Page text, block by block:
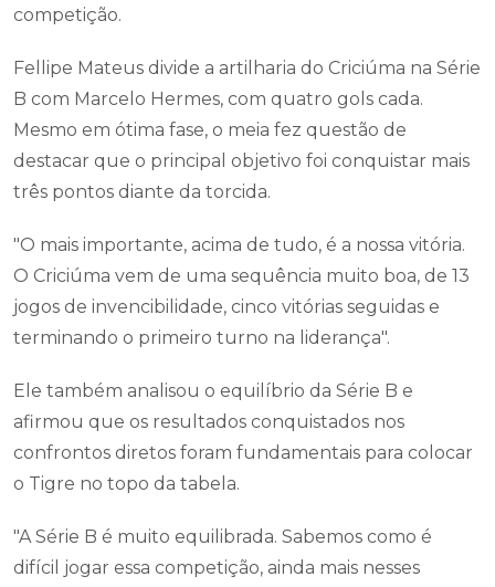
competição.
Fellipe Mateus divide a artilharia do Criciúma na Série
B com Marcelo Hermes, com quatro gols cada.
Mesmo em ótima fase, o meia fez questão de
destacar que o principal objetivo foi conquistar mais
três pontos diante da torcida.
"O mais importante, acima de tudo, é a nossa vitória.
O Criciúma vem de uma sequência muito boa, de 13
jogos de invencibilidade, cinco vitórias seguidas e
terminando o primeiro turno na liderança".
Ele também analisou o equilíbrio da Série B e
afirmou que os resultados conquistados nos
confrontos diretos foram fundamentais para colocar
o Tigre no topo da tabela.
"A Série B é muito equilibrada. Sabemos como é
difícil jogar essa competição, ainda mais nesses